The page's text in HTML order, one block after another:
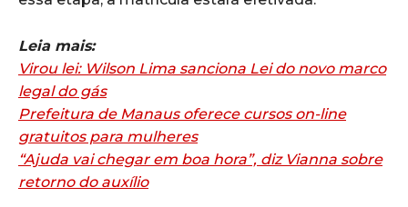
Leia mais:
Virou lei: Wilson Lima sanciona Lei do novo marco
legal do gás
Prefeitura de Manaus oferece cursos on-line
gratuitos para mulheres
“Ajuda vai chegar em boa hora”, diz Vianna sobre
retorno do auxílio